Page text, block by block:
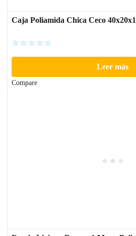
Caja Poliamida Chica Ceco
Leer más
Compare